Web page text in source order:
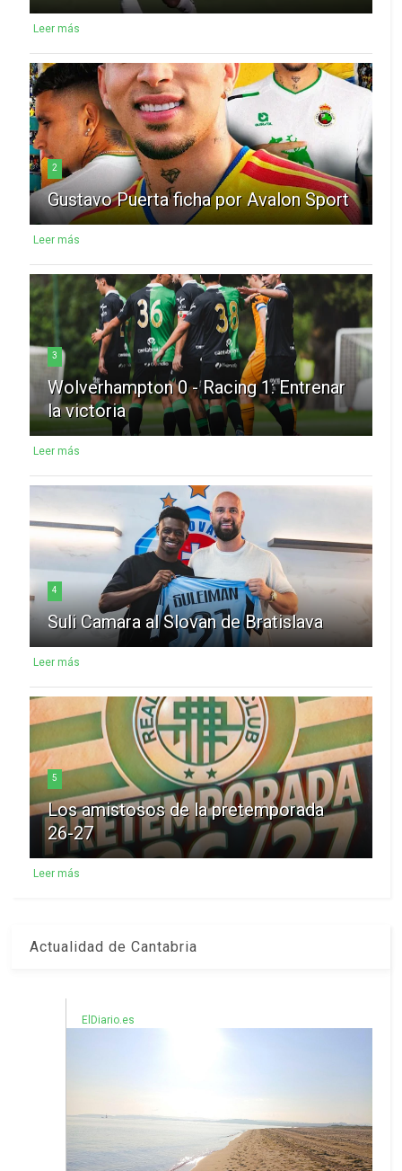
Leer más
2
Gustavo Puerta ficha por Avalon Sport
Leer más
3
Wolverhampton 0 - Racing 1: Entrenar
la victoria
Leer más
4
Suli Camara al Slovan de Bratislava
Leer más
5
Los amistosos de la pretemporada
26-27
Leer más
Actualidad de Cantabria
ElDiario.es